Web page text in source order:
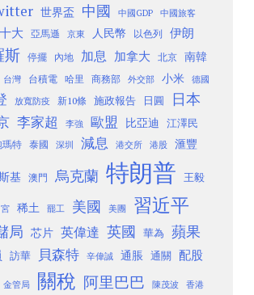
世界盃 中國 中國GDP 中國旅客
大 亞馬遜 京東 人民幣 以色列 伊朗
斯 停擺 內地 加息 加拿大 北京
南韓
台灣 台積電 哈里 商務部 外交部 小米 德國
放寬防疫 新10條 施政報告 日圓 日本
李家超 李強 歐盟 比亞迪 江澤民
瑪特 泰國 深圳 減息 港交所 港股 滙豐
基 澳門 烏克蘭 特朗普 王毅
稀土 罷工 美國 美團 習近平
局 芯片 英偉達 英國 華為 蘋果
訪華 貝森特 辛偉誠 通脹 通關 配股
金管局 關稅 阿里巴巴 陳茂波 香港